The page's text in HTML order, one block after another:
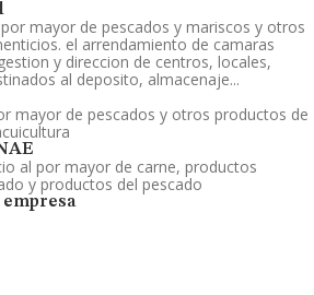
mayor de pescados y mariscos y otros
el arrendamiento de camaras
y direccion de centros, locales,
al deposito, almacenaje...
mayor de pescados y otros productos de
al por mayor de carne, productos
y productos del pescado
empresa